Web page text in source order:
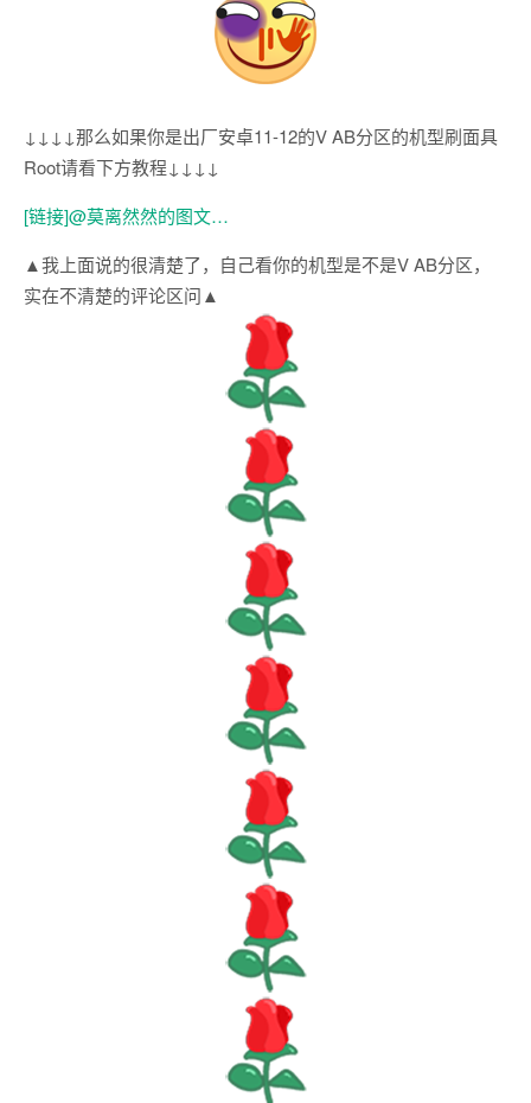
↓↓↓↓那么如果你是出厂安卓11-12的V AB分区的机型刷面具
Root请看下方教程↓↓↓↓
[链接]@莫离然然的图文…
▲我上面说的很清楚了，自己看你的机型是不是V AB分区，
实在不清楚的评论区问▲